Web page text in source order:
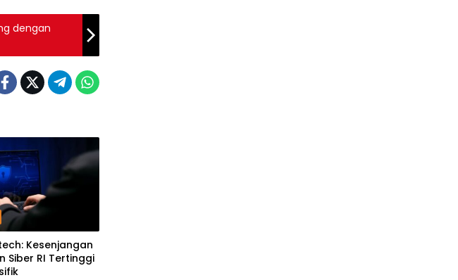
dengan
Kesenjangan
Siber RI Tertinggi